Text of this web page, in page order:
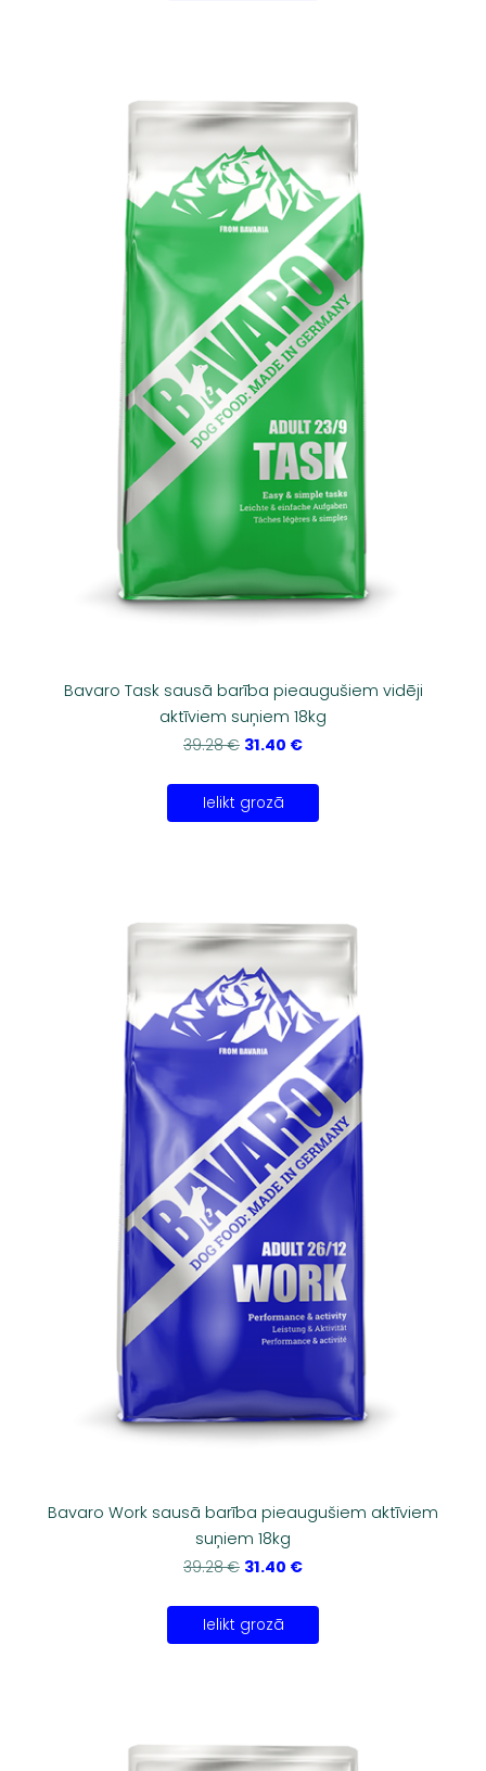
Bavaro Task sausā barība pieaugušiem vidēji
aktīviem suņiem 18kg
39.28 € 31.40 €
Ielikt grozā
Bavaro Work sausā barība pieaugušiem aktīviem
suņiem 18kg
39.28 € 31.40 €
Ielikt grozā